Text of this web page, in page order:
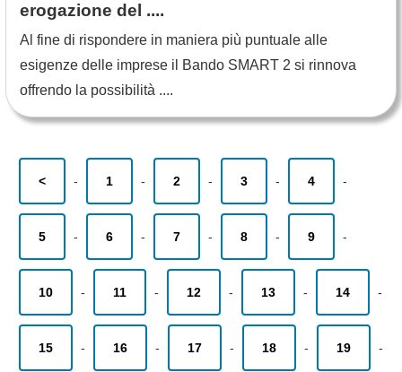
erogazione del ....
Al fine di rispondere in maniera più puntuale alle
esigenze delle imprese il Bando SMART 2 si rinnova
offrendo la possibilità ....
< - 1 - 2 - 3 - 4 -
5 - 6 - 7 - 8 - 9 -
10 - 11 - 12 - 13 - 14 -
15 - 16 - 17 - 18 - 19 -